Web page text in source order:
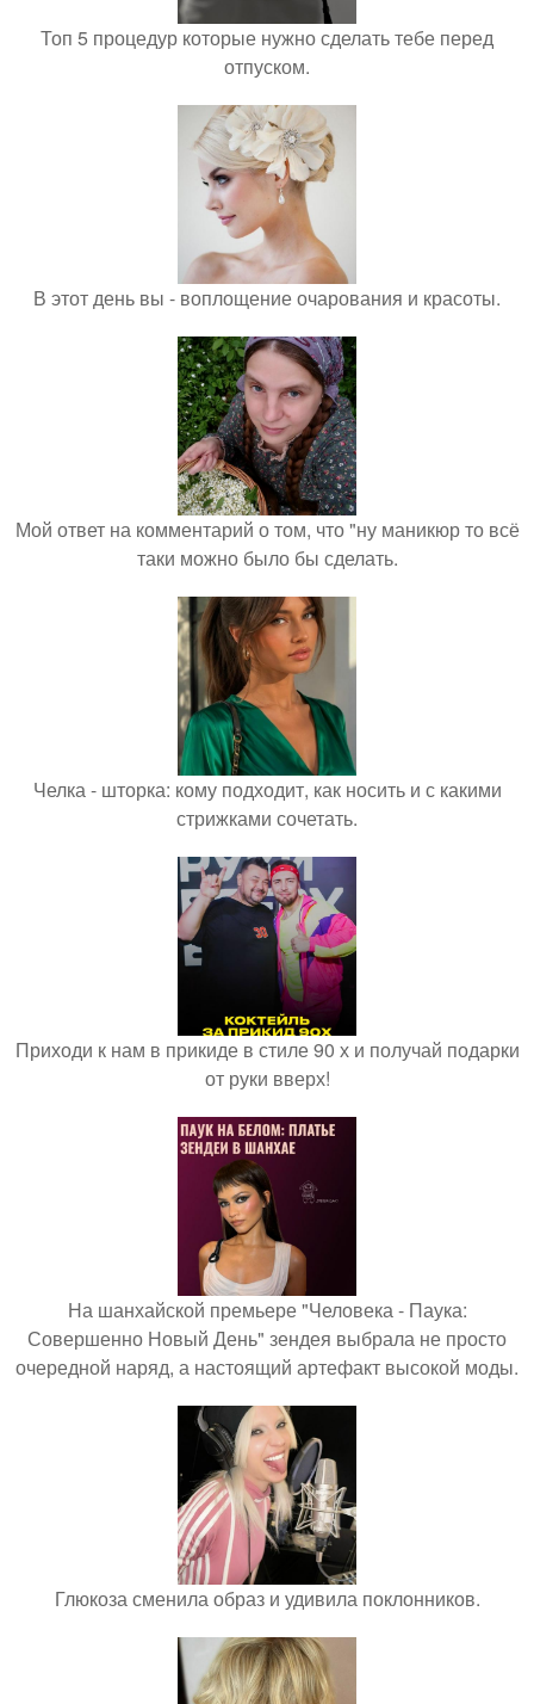
Топ 5 процедур которые нужно сделать тебе перед
отпуском.
В этот день вы - воплощение очарования и красоты.
Мой ответ на комментарий о том, что "ну маникюр то всё
таки можно было бы сделать.
Челка - шторка: кому подходит, как носить и с какими
стрижками сочетать.
Приходи к нам в прикиде в стиле 90 х и получай подарки
от руки вверх!
На шанхайской премьере "Человека - Паука:
Совершенно Новый День" зендея выбрала не просто
очередной наряд, а настоящий артефакт высокой моды.
Глюкоза сменила образ и удивила поклонников.